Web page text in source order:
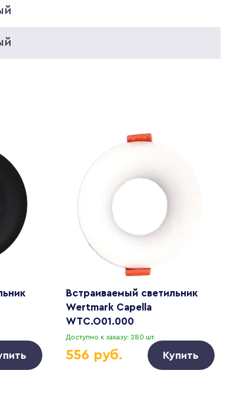
Встраиваемый светильник
Wertmark Capella
WTC.O01.000
Доступно к заказу: 280 шт.
556 руб. Купить